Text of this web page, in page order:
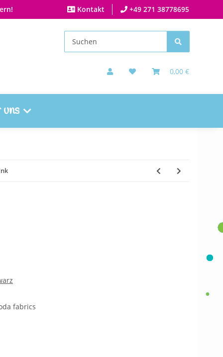
Kontakt +49 271 38778695
0,00 €
fabrics